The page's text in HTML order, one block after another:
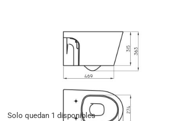
0004845B
BAÑO,SANITARIOS
Solo quedan 1 disponibles